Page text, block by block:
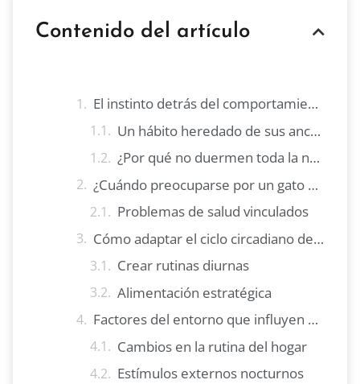
Contenido del artículo
El instinto detrás del comportamiento nocturno
Un hábito heredado de sus ancestros
¿Por qué no duermen toda la noche?
¿Cuándo preocuparse por un gato activo en exceso?
Problemas de salud vinculados
Cómo adaptar el ciclo circadiano del gato
Crear rutinas diurnas
Alimentación estratégica
Factores del entorno que influyen en el gato activo
Cambios en la rutina del hogar
Estímulos externos nocturnos